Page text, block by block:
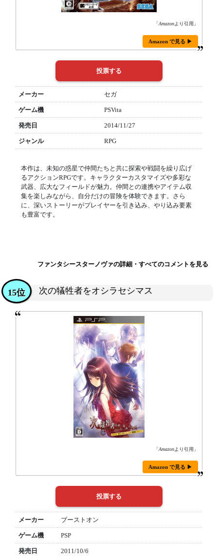
「Amazonより引用」
Amazon で見る ▶
メーカー セガ
ゲーム機 PSVita
発売日 2014/11/27
ジャンル RPG
本作は、未知の惑星で仲間たちと共に探索や戦闘を繰り広げ
るアクションRPGです。キャラクターカスタマイズや多彩な
武器、広大なフィールドが魅力。仲間との連携やアイテム収
集を楽しみながら、自分だけの冒険を体験できます。さら
に、深いストーリーがプレイヤーを引き込み、やり込み要素
も豊富です。
ファンタシースターノヴァの詳細・すべてのコメントを見る
次の犠牲者をオシラセシマス
15位
「Amazonより引用」
Amazon で見る ▶
メーカー ブーストオン
ゲーム機 PSP
発売日 2011/10/6